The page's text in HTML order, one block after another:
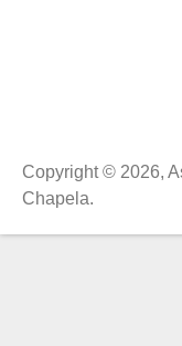
Copyright © 2026,
Chapela.